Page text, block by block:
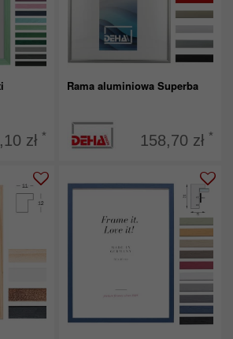
zł *
Rama aluminiowa Superba
158,70 zł *